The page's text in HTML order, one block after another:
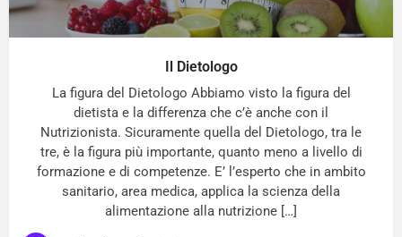
Il Dietologo
La figura del Dietologo Abbiamo visto la figura del
dietista e la differenza che c’è anche con il
Nutrizionista. Sicuramente quella del Dietologo, tra le
tre, è la figura più importante, quanto meno a livello di
formazione e di competenze. E’ l’esperto che in ambito
sanitario, area medica, applica la scienza della
alimentazione alla nutrizione […]